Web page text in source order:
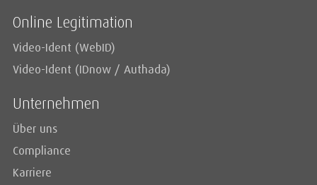
Online Legitimation
Video-Ident (WebID)
Video-Ident (IDnow / Authada)
Unternehmen
Über uns
Compliance
Karriere